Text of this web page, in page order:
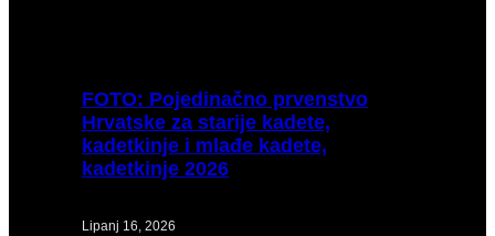
FOTO: Pojedinačno prvenstvo
Hrvatske za starije kadete,
kadetkinje i mlađe kadete,
kadetkinje 2026
Lipanj 16, 2026